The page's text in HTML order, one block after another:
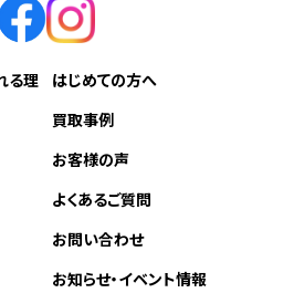
る理
はじめての方へ
買取事例
お客様の声
よくあるご質問
お問い合わせ
お知らせ・イベント情報